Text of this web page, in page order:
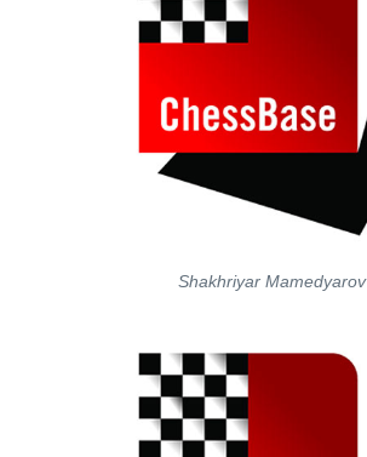
Shakhriyar Mamedyarov